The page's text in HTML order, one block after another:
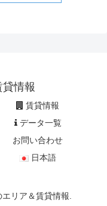
情報
賃貸情報
データ一覧
お問い合わせ
日本語
リア＆賃貸情報.